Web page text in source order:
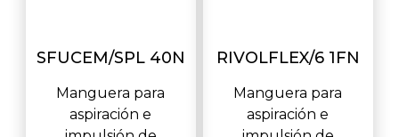
SFUCEM/SPL 40N
Manguera para
aspiración e
RIVOLFLEX/6 1FN
Manguera para
aspiración e